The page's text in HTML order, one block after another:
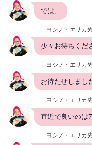
では、
ヨシノ・エリカ
少々お待ちくだ
ヨシノ・エリカ
お待たせしまし
ヨシノ・エリカ
直近で良いのは7
ヨシノ・エリカ